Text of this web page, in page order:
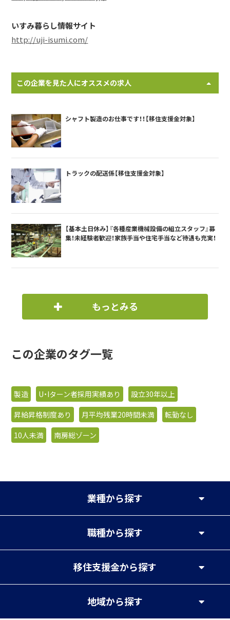
いすみ暮らし情報サイト
http://uji-isumi.com/
この企業を見た人にオススメの求人
シャフト製造のお仕事です！！【移住支援金対象】
トラックの配送係【移住支援金対象】
【基本土日休み】『各種産業機械設備の組立スタッフ』募
集！未経験者歓迎！家族手当や住宅手当など待遇も充実！
もっとみる
この企業のタグ一覧
製造 U・Iターン者採用実績あり
設立30年以上
昇給昇格制度あり
月平均残業20時間未満
転勤なし
10人未満
南房総ゾーン
業種から探す
職種から探す
移住支援金から探す
地域から探す